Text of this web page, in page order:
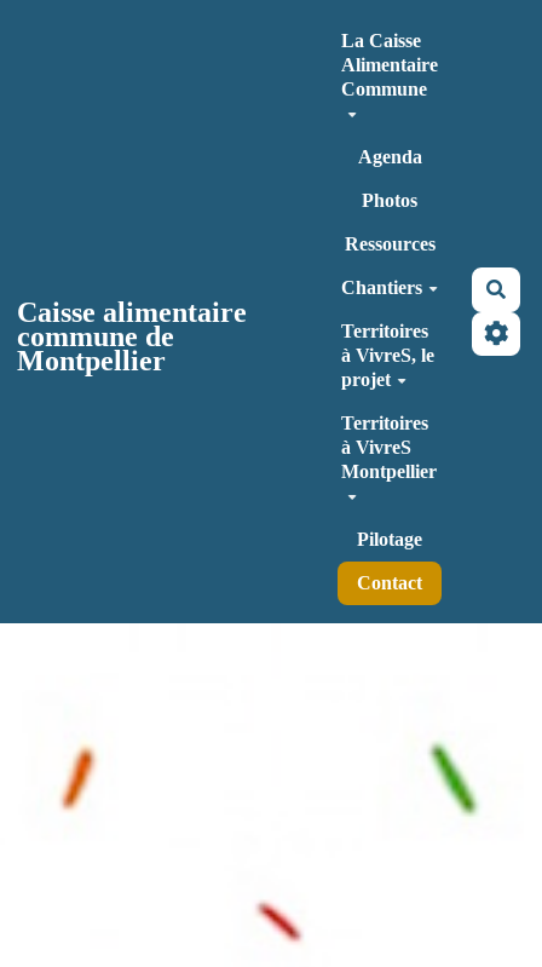
Caisse alimentaire
commune de
Montpellier
La Caisse
Alimentaire
Commune
Agenda
Photos
Ressources
Chantiers
Territoires
à VivreS, le
projet
Territoires
à VivreS
Montpellier
Pilotage
Contact